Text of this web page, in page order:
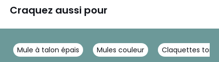
Craquez aussi pour
Mule à talon épais Mules couleur Claquettes tong